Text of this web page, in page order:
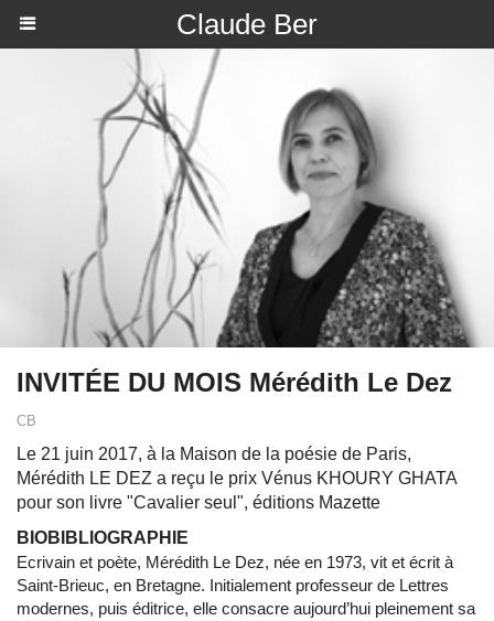
Claude Ber
INVITÉE DU MOIS Mérédith Le Dez
CB
Le 21 juin 2017, à la Maison de la poésie de Paris,
Mérédith LE DEZ a reçu le prix Vénus KHOURY GHATA
pour son livre "Cavalier seul", éditions Mazette
BIOBIBLIOGRAPHIE
Ecrivain et poète, Mérédith Le Dez, née en 1973, vit et écrit à
Saint-Brieuc, en Bretagne. Initialement professeur de Lettres
modernes, puis éditrice, elle consacre aujourd’hui pleinement sa